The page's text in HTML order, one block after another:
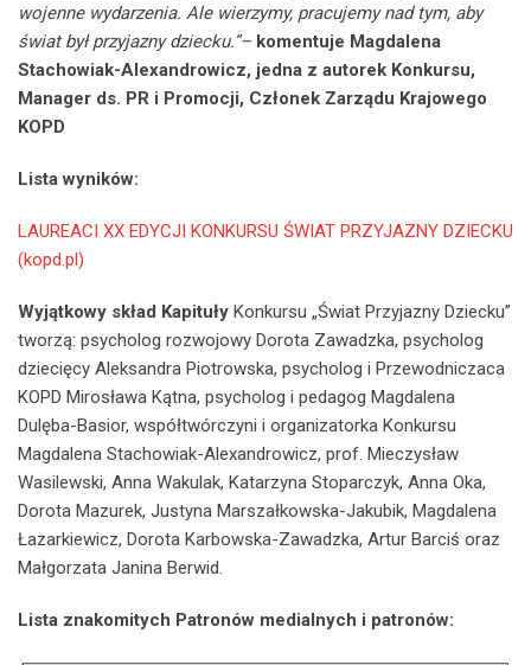
wojenne wydarzenia. Ale wierzymy, pracujemy nad tym, aby
świat był przyjazny dziecku.”– komentuje Magdalena
Stachowiak-Alexandrowicz, jedna z autorek Konkursu,
Manager ds. PR i Promocji, Członek Zarządu Krajowego
KOPD
Lista wyników:
LAUREACI XX EDYCJI KONKURSU ŚWIAT PRZYJAZNY DZIECKU
(kopd.pl)
Wyjątkowy skład Kapituły Konkursu „Świat Przyjazny Dziecku”
tworzą: psycholog rozwojowy Dorota Zawadzka, psycholog
dziecięcy Aleksandra Piotrowska, psycholog i Przewodniczaca
KOPD Mirosława Kątna, psycholog i pedagog Magdalena
Dulęba-Basior, współtwórczyni i organizatorka Konkursu
Magdalena Stachowiak-Alexandrowicz, prof. Mieczysław
Wasilewski, Anna Wakulak, Katarzyna Stoparczyk, Anna Oka,
Dorota Mazurek, Justyna Marszałkowska-Jakubik, Magdalena
Łazarkiewicz, Dorota Karbowska-Zawadzka, Artur Barciś oraz
Małgorzata Janina Berwid.
Lista znakomitych Patronów medialnych i patronów: